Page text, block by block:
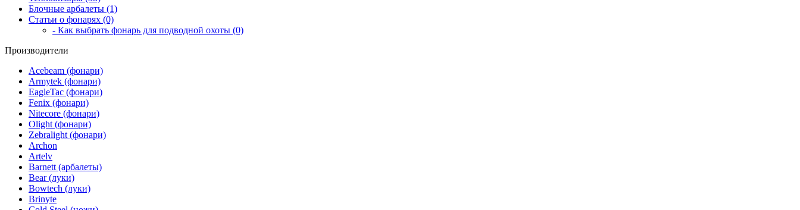
Блочные арбалеты (1)
Статьи о фонарях (0)
- Как выбрать фонарь для подводной охоты (0)
Производители
Acebeam (фонари)
Armytek (фонари)
EagleTac (фонари)
Fenix (фонари)
Nitecore (фонари)
Olight (фонари)
Zebralight (фонари)
Archon
Artelv
Barnett (арбалеты)
Bear (луки)
Bowtech (луки)
Brinyte